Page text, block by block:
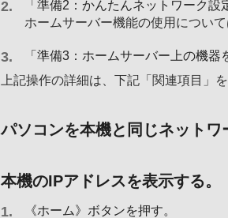
「準備2：かんたんネットワーク設
ホームサーバー機能の使用につい
「準備3：ホームサーバー上の機
上記操作の詳細は、下記「関連項目」
パソコンを本機と同じネットワ
本機のIPアドレスを表示する。
《ホーム》ボタンを押す。